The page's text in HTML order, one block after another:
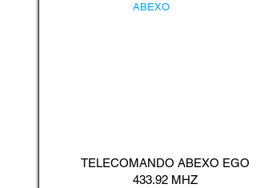
ABEXO
TELECOMANDO ABEXO EGO
433.92 MHZ